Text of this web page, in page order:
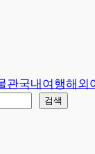
관국내여행해외
검색